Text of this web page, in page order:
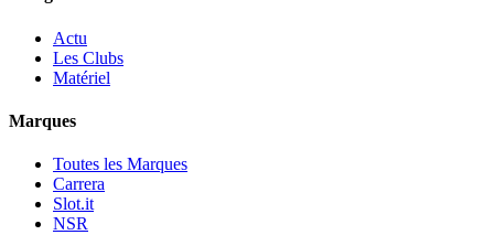
Actu
Les Clubs
Matériel
Marques
Toutes les Marques
Carrera
Slot.it
NSR